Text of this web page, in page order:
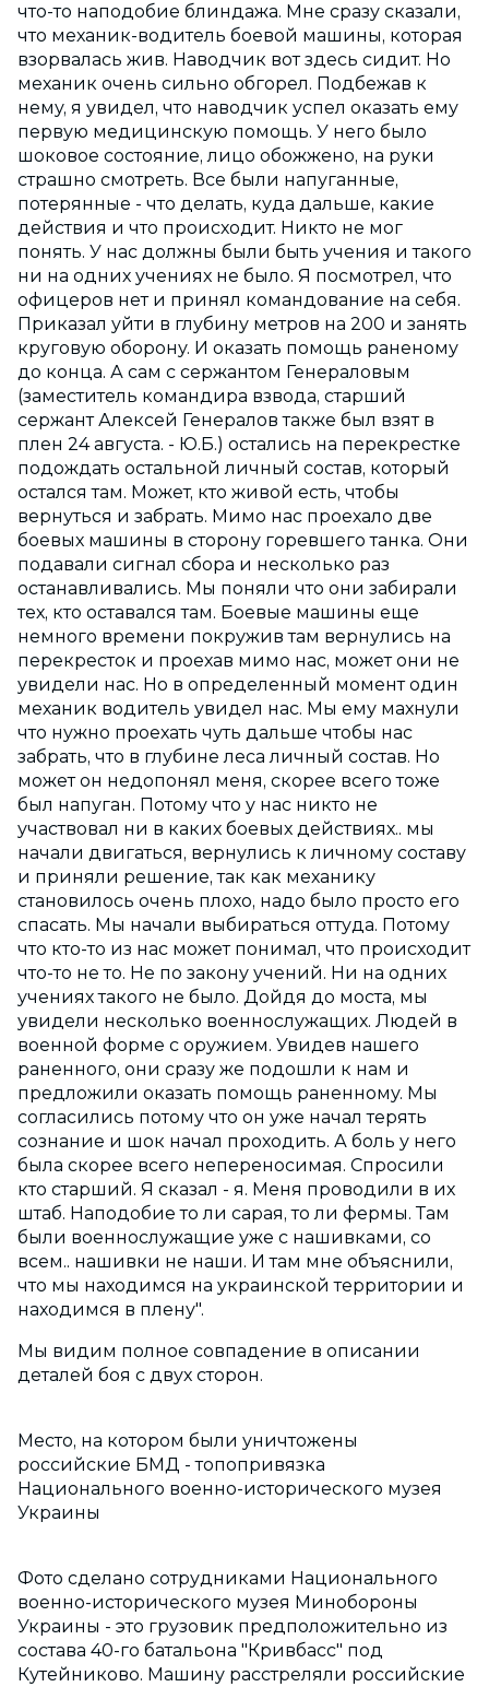
что-то наподобие блиндажа. Мне сразу сказали,
что механик-водитель боевой машины, которая
взорвалась жив. Наводчик вот здесь сидит. Но
механик очень сильно обгорел. Подбежав к
нему, я увидел, что наводчик успел оказать ему
первую медицинскую помощь. У него было
шоковое состояние, лицо обожжено, на руки
страшно смотреть. Все были напуганные,
потерянные - что делать, куда дальше, какие
действия и что происходит. Никто не мог
понять. У нас должны были быть учения и такого
ни на одних учениях не было. Я посмотрел, что
офицеров нет и принял командование на себя.
Приказал уйти в глубину метров на 200 и занять
круговую оборону. И оказать помощь раненому
до конца. А сам с сержантом Генераловым
(заместитель командира взвода, старший
сержант Алексей Генералов также был взят в
плен 24 августа. - Ю.Б.) остались на перекрестке
подождать остальной личный состав, который
остался там. Может, кто живой есть, чтобы
вернуться и забрать. Мимо нас проехало две
боевых машины в сторону горевшего танка. Они
подавали сигнал сбора и несколько раз
останавливались. Мы поняли что они забирали
тех, кто оставался там. Боевые машины еще
немного времени покружив там вернулись на
перекресток и проехав мимо нас, может они не
увидели нас. Но в определенный момент один
механик водитель увидел нас. Мы ему махнули
что нужно проехать чуть дальше чтобы нас
забрать, что в глубине леса личный состав. Но
может он недопонял меня, скорее всего тоже
был напуган. Потому что у нас никто не
участвовал ни в каких боевых действиях.. мы
начали двигаться, вернулись к личному составу
и приняли решение, так как механику
становилось очень плохо, надо было просто его
спасать. Мы начали выбираться оттуда. Потому
что кто-то из нас может понимал, что происходит
что-то не то. Не по закону учений. Ни на одних
учениях такого не было. Дойдя до моста, мы
увидели несколько военнослужащих. Людей в
военной форме с оружием. Увидев нашего
раненного, они сразу же подошли к нам и
предложили оказать помощь раненному. Мы
согласились потому что он уже начал терять
сознание и шок начал проходить. А боль у него
была скорее всего непереносимая. Спросили
кто старший. Я сказал - я. Меня проводили в их
штаб. Наподобие то ли сарая, то ли фермы. Там
были военнослужащие уже с нашивками, со
всем.. нашивки не наши. И там мне объяснили,
что мы находимся на украинской территории и
находимся в плену".
Мы видим полное совпадение в описании
деталей боя с двух сторон.
Место, на котором были уничтожены
российские БМД - топопривязка
Национального военно-исторического музея
Украины
Фото сделано сотрудниками Национального
военно-исторического музея Минобороны
Украины - это грузовик предположительно из
состава 40-го батальона "Кривбасс" под
Кутейниково. Машину расстреляли российские